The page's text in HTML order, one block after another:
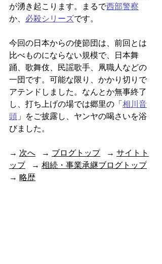
が湧き起こります。まるで西部警察
か、 必殺シリーズです。
今回の日本からの使節団は、前回とは
比べものにならない規模で、日本舞
踊、歌舞伎、民謡歌手、凧職人などの
一団です。可能な限り、かかり切りで
アテンドしました。なんとか無事終了
し、打ち上げの場では郷里の「相川音
頭 」をご披露し、ヤンヤの喝さいを浴
びました。
→ 次へ
   →
ブログトップ
   →
サイトト
ップ
   →
相続・事業承継ブログトップ
→ 略歴